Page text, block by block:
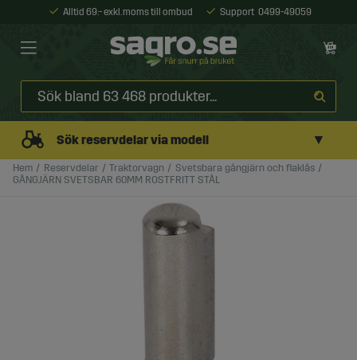
Alltid 69:- exkl. moms till ombud Support 0499-49059
Sök reservdelar via modell ▼
Hem Reservdelar Traktorvagn
Svetsbara gångjärn och flaklås
GÅNGJÄRN SVETSBAR 60MM ROSTFRITT STÅL